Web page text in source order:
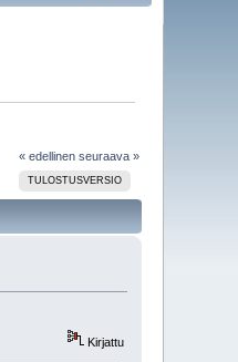
« edellinen seuraava »
TULOSTUSVERSIO
Kirjattu